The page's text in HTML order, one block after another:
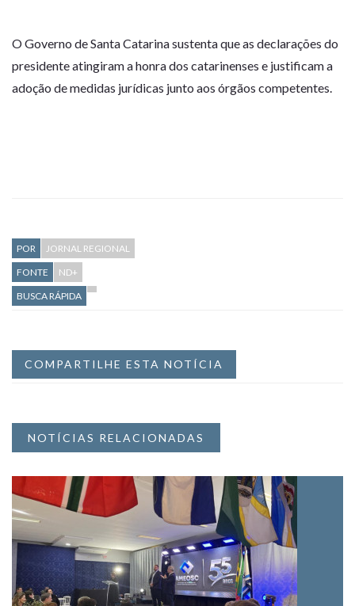
O Governo de Santa Catarina sustenta que as declarações do
presidente atingiram a honra dos catarinenses e justificam a
adoção de medidas jurídicas junto aos órgãos competentes.
POR
JORNAL REGIONAL
FONTE
ND+
BUSCA RÁPIDA
COMPARTILHE ESTA NOTÍCIA
NOTÍCIAS RELACIONADAS